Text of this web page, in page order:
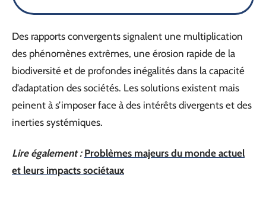
Des rapports convergents signalent une multiplication
des phénomènes extrêmes, une érosion rapide de la
biodiversité et de profondes inégalités dans la capacité
d’adaptation des sociétés. Les solutions existent mais
peinent à s’imposer face à des intérêts divergents et des
inerties systémiques.
Lire également : Problèmes majeurs du monde actuel
et leurs impacts sociétaux